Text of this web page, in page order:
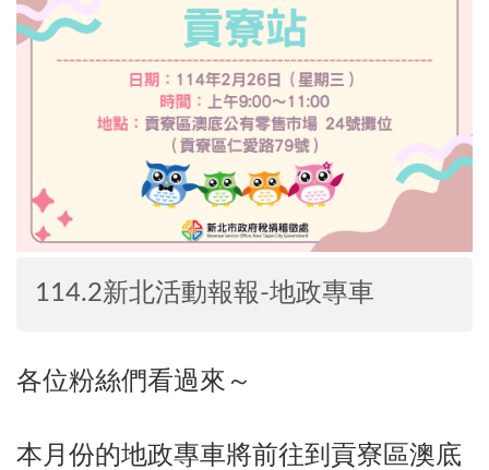
114.2新北活動報報-地政專車
各位粉絲們看過來～
本月份的地政專車將前往到貢寮區澳底